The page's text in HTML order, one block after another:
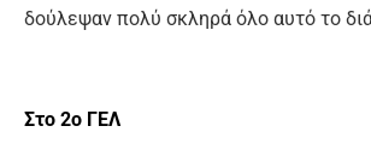
δούλεψαν πολύ σκληρά όλο αυτό το
Στο 2ο ΓΕΛ